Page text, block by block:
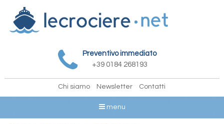
Preventivo immediato
+39 0184 268193
Chi siamo Newsletter Contatti
menu